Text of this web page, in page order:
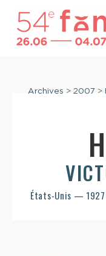
Archives > 2007 >
États-Unis —